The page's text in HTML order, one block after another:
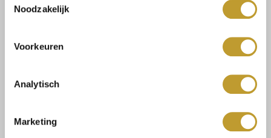
Noodzakelijk
Voorkeuren
Analytisch
Marketing
Verzenden & retourneren